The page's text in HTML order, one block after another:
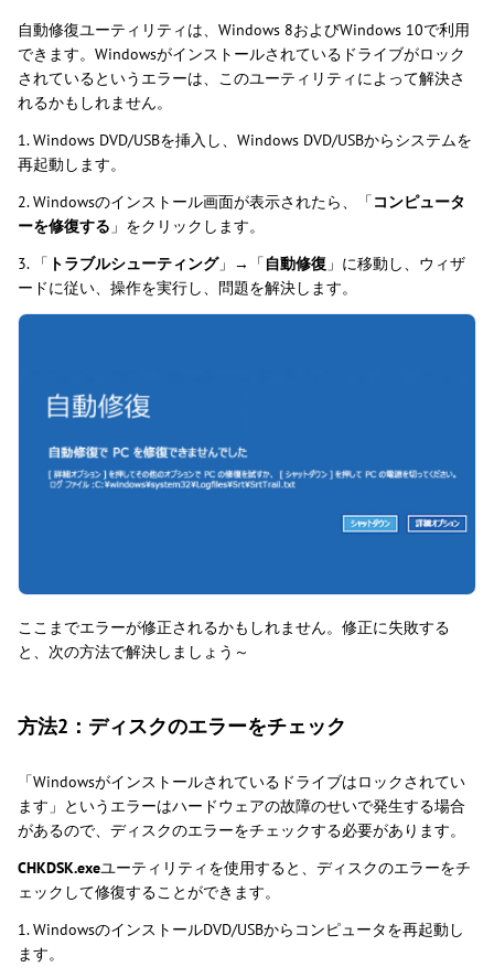
自動修復ユーティリティは、Windows 8およびWindows 10で利用
できます。Windowsがインストールされているドライブがロック
されているというエラーは、このユーティリティによって解決さ
れるかもしれません。
1. Windows DVD/USBを挿入し、Windows DVD/USBからシステムを
再起動します。
2. Windowsのインストール画面が表示されたら、「 コンピュータ
ーを修復する 」をクリックします。
3. 「 トラブルシューティング」→「 自動修復 」に移動し、ウィザ
ードに従い、操作を実行し、問題を解決します。
ここまでエラーが修正されるかもしれません。修正に失敗する
と、次の方法で解決しましょう～
方法2：ディスクのエラーをチェック
「Windowsがインストールされているドライブはロックされてい
ます」というエラーはハードウェアの故障のせいで発生する場合
があるので、ディスクのエラーをチェックする必要があります。
CHKDSK.exeユーティリティを使用すると、ディスクのエラーをチ
ェックして修復することができます。
1. WindowsのインストールDVD/USBからコンピュータを再起動し
ます。